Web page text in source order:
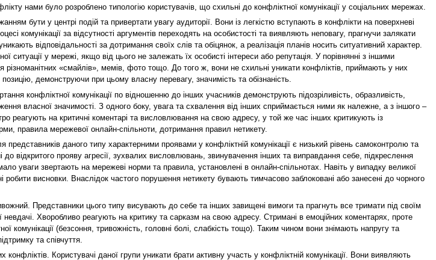
нами було розроблено типологію користувачів, що схильні до конфліктної комунікації у соціальних мережах.
бути у центрі подій та привертати увагу аудиторії. Вони із легкістю вступають в конфлікти на поверхневі
за відсутності аргументів переходять на особистості та виявляють неповагу, прагнучи залякати
відповідальності за дотримання своїх слів та обіцянок, а реалізація планів носить ситуативний характер.
у мережі, якщо від цього не залежать їх особисті інтереси або репутація. У порівнянні з іншими
«смайлів», мемів, фото тощо. До того ж, вони не схильні уникати конфліктів, приймають у них
демонструючи при цьому власну перевагу, значимість та обізнаність.
конфліктної комунікації по відношенню до інших учасників демонструють підозріливість, образливість,
власної значимості. З одного боку, увага та схвалення від інших сприймається ними як належне, а з іншого –
реагують на критичні коментарі та висловлювання на свою адресу, у той же час інших критикують із
правила мережевої онлайн-спільноти, дотримання правил нетикету.
даного типу характерними проявами у конфліктній комунікації є низький рівень самоконтролю та
відкритого прояву агресії, зухвалих висловлювань, звинувачення інших та виправдання себе, підкреслення
уваги звертають на мережеві норми та правила, установлені в онлайн-спільнотах. Навіть у випадку великої
робити висновки. Внаслідок частого порушення нетикету бувають тимчасово заблоковані або занесені до чорного
Представники цього типу висувають до себе та інших завищені вимоги та прагнуть все тримати під своїм
Хворобливо реагують на критику та сарказм на свою адресу. Стримані в емоційних коментарях, проте
комунікації (безсоння, тривожність, головні болі, слабкість тощо). Таким чином вони знімають напругу та
та співчуття.
Користувачі даної групи уникати брати активну участь у конфліктній комунікації. Вони виявляють